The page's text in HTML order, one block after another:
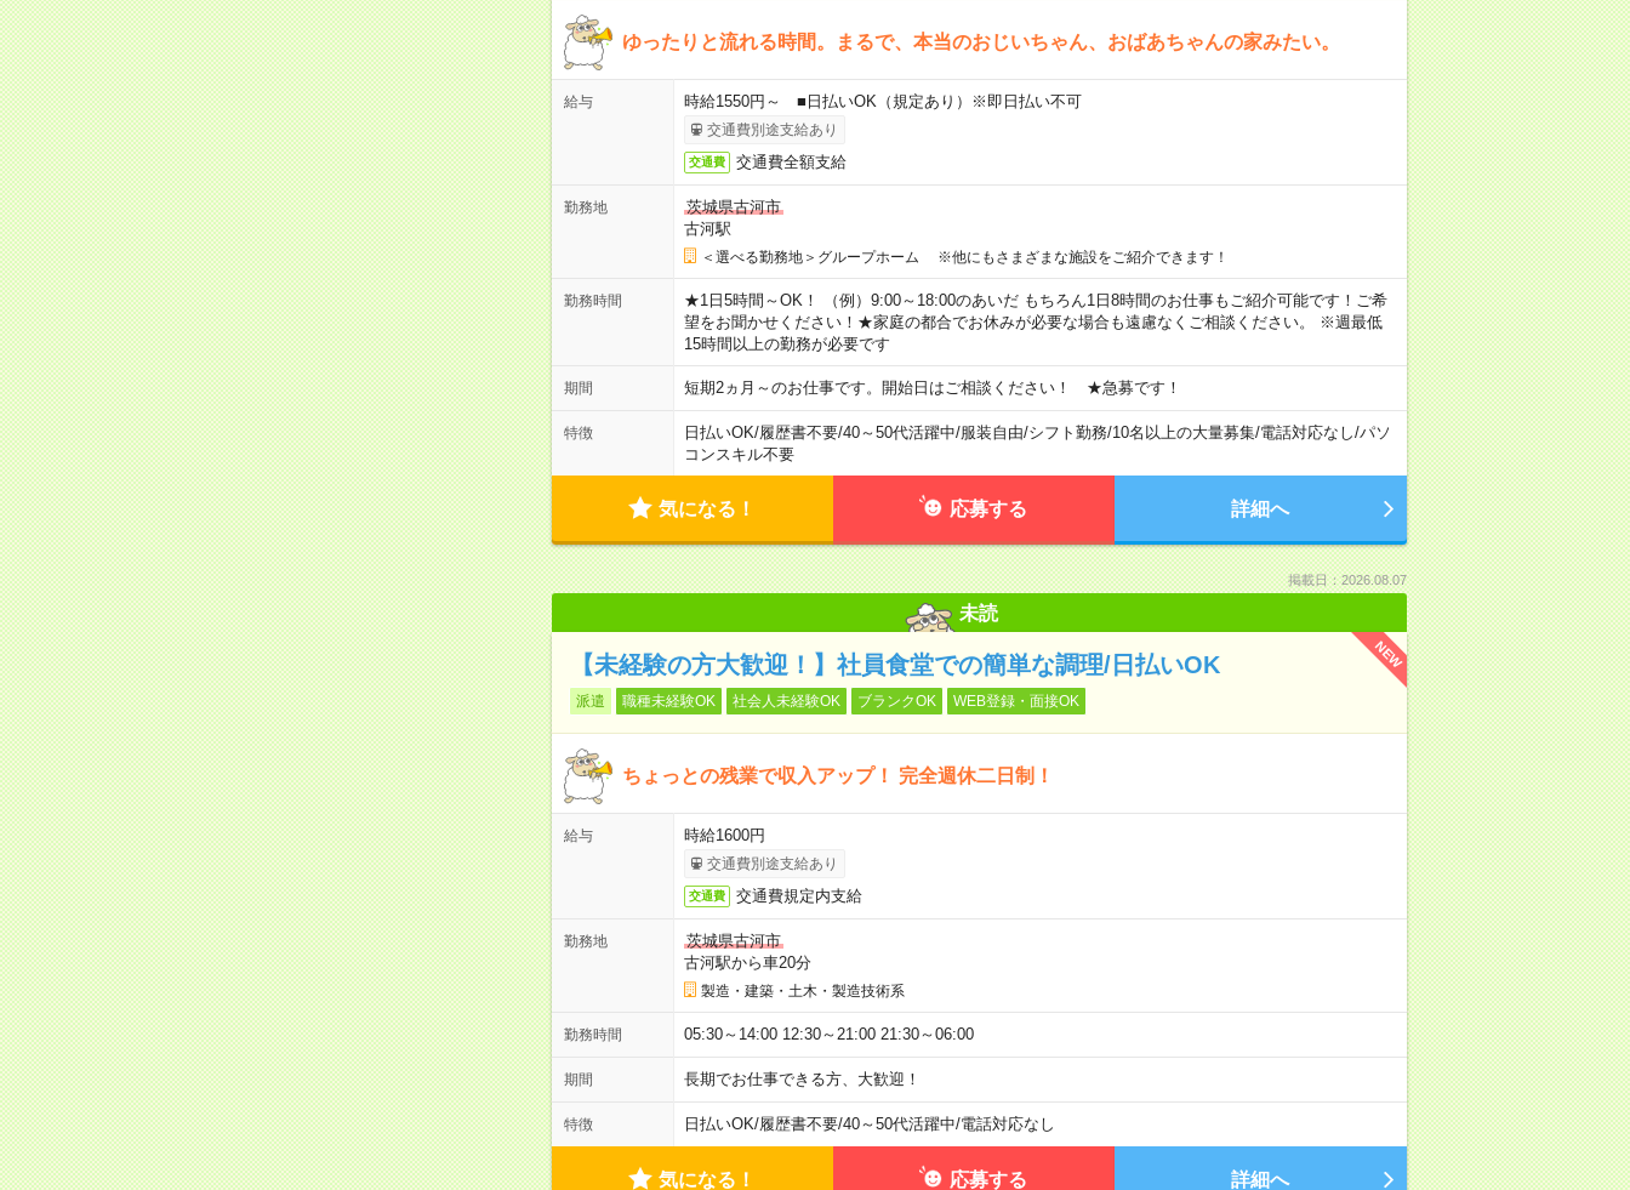
ゆったりと流れる時間。まるで、本当のおじいちゃん、おばあちゃんの家みたい。
給与 時給1550円～ ■日払いOK（規定あり）※即日払い不可
交通費別途支給あり
交通費 交通費全額支給
勤務地
茨城県古河市
古河駅
＜選べる勤務地＞グループホーム ※他にもさまざまな施設をご紹介できます！
勤務時間
★1日5時間～OK！ （例）9:00～18:00のあいだ もちろん1日8時間のお仕事もご紹介可能です！ご希
望をお聞かせください！★家庭の都合でお休みが必要な場合も遠慮なくご相談ください。 ※週最低
15時間以上の勤務が必要です
期間 短期2ヵ月～のお仕事です。開始日はご相談ください！ ★急募です！
特徴 日払いOK/履歴書不要/40～50代活躍中/服装自由/シフト勤務/10名以上の大量募集/電話対応なし/パソ
コンスキル不要
気になる！ 応募する 詳細へ
掲載日：2026.08.07
未読
NEW
【未経験の方大歓迎！】社員食堂での簡単な調理/日払いOK
派遣 職種未経験OK 社会人未経験OK ブランクOK WEB登録・面接OK
ちょっとの残業で収入アップ！ 完全週休二日制！
給与 時給1600円
交通費別途支給あり
交通費 交通費規定内支給
勤務地
茨城県古河市
古河駅から車20分
製造・建築・土木・製造技術系
勤務時間 05:30～14:00 12:30～21:00 21:30～06:00
期間 長期でお仕事できる方、大歓迎！
特徴 日払いOK/履歴書不要/40～50代活躍中/電話対応なし
気になる！ 応募する 詳細へ